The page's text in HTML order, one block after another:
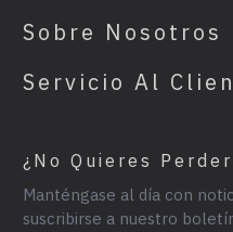
Sobre Nosotros
Servicio Al
¿No Quieres
Manténgase al día con
suscribirse a nuestro